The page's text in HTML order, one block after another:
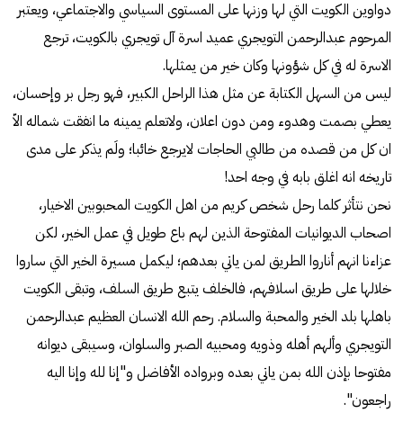
دواوين الكويت التي لها وزنها على المستوى السياسي والاجتماعي، ويعتبر
المرحوم عبدالرحمن التويجري عميد اسرة آل تويجري بالكويت، ترجع
الاسرة له في كل شؤونها وكان خير من يمثلها.
ليس من السهل الكتابة عن مثل هذا الراحل الكبير، فهو رجل بر وإحسان،
يعطي بصمت وهدوء ومن دون اعلان، ولاتعلم يمينه ما انفقت شماله الاّ
ان كل من قصده من طالبي الحاجات لايرجع خائبا؛ ولَم يذكر على مدى
تاريخه انه اغلق بابه في وجه احد!
نحن نتأثر كلما رحل شخص كريم من اهل الكويت المحبوبين الاخيار،
اصحاب الديوانيات المفتوحة الذين لهم باع طويل في عمل الخير، لكن
عزاءنا انهم أناروا الطريق لمن ياتي بعدهم؛ ليكمل مسيرة الخير التي ساروا
خلالها على طريق اسلافهم، فالخلف يتبع طريق السلف، وتبقى الكويت
باهلها بلد الخير والمحبة والسلام. رحم الله الانسان العظيم عبدالرحمن
التويجري وألهم أهله وذويه ومحبيه الصبر والسلوان، وسيبقى ديوانه
مفتوحا بإذن الله بمن ياتي بعده وبرواده الأفاضل و"إنا لله وإنا اليه
راجعون".